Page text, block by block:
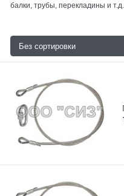
балки, трубы, перекладины и т.д.